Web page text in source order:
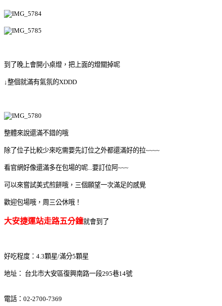
到了晚上會開小桌燈，把上面的燈關掉呢
↓整個就滿有氣氛的XDDD
整體來說還滿不錯的哦
除了位子比較少來吃需要先訂位之外都還滿好的拉~~~~
看官網好像還滿多在包場的呢...要訂位阿~~~
可以來嘗試美式煎餅哦，三個願望一次滿足的感覺
歡迎包場哦，周三公休哦！
大安捷運站走路五分鐘就會到了
好吃程度：4.3顆星/滿分5顆星
地址： 台北市大安區復興南路一段295巷14號
電話：02-2700-7369